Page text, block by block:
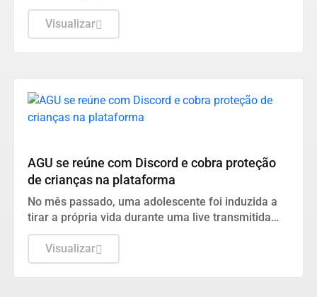
Cardiologia recomenda exame preventivo aos 10
anos, alimentação equilibrada e atividade física.
Também alerta para os riscos da interrupção do
Visualizar
AGU se reúne com Discord e cobra proteção
de crianças na plataforma
No mês passado, uma adolescente foi induzida a
tirar a própria vida durante uma live transmitida
pela plataforma
Visualizar